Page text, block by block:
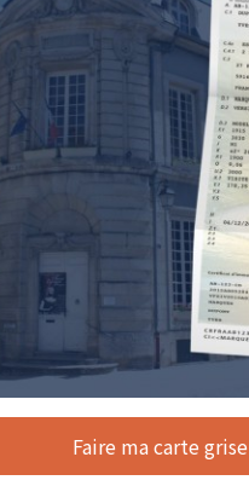
Faire ma carte grise